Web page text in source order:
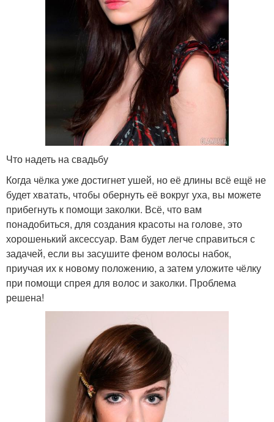
Что надеть на свадьбу
Когда чёлка уже достигнет ушей, но её длины всё ещё не
будет хватать, чтобы обернуть её вокруг уха, вы можете
прибегнуть к помощи заколки. Всё, что вам
понадобиться, для создания красоты на голове, это
хорошенький аксессуар. Вам будет легче справиться с
задачей, если вы засушите феном волосы набок,
приучая их к новому положению, а затем уложите чёлку
при помощи спрея для волос и заколки. Проблема
решена!